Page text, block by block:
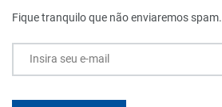
Fique tranquilo que não enviaremos spam.
Insira seu e-mail